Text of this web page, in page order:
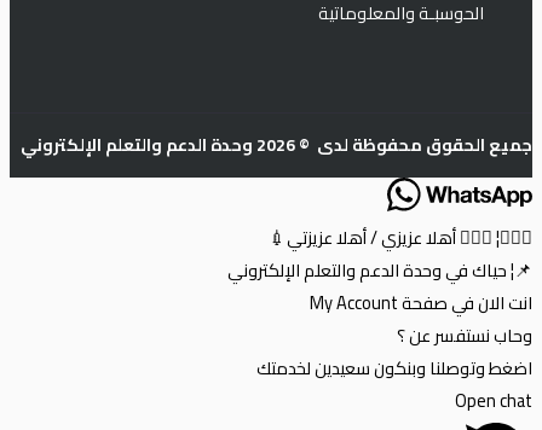
الحوسبـة والمعلوماتية
جميع الحقوق محفوظة لدى © 2026 وحدة الدعم والتعلم الإلكتروني
🙋🏼‍♂️¦ 🙋🏼‍♀️ أهلا عزيزي / أهلا عزيزتي💉
📌¦ حياك في وحدة الدعم والتعلم الإلكتروني
انت الان في صفحة My Account
وحاب نستفسر عن ؟
اضغط وتوصلنا وبنكون سعيدين لخدمتك
Open chat